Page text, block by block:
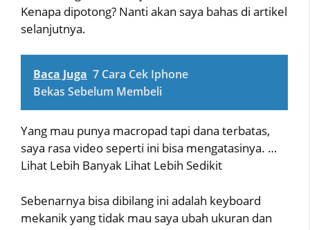
Kenapa dipotong? Nanti akan saya bahas di artikel
selanjutnya.
Baca Juga 7 Cara Cek Iphone
Bekas Sebelum Membeli
Yang mau punya macropad tapi dana terbatas,
saya rasa video seperti ini bisa mengatasinya. …
Lihat Lebih Banyak Lihat Lebih Sedikit
Sebenarnya bisa dibilang ini adalah keyboard
mekanik yang tidak mau saya ubah ukuran dan